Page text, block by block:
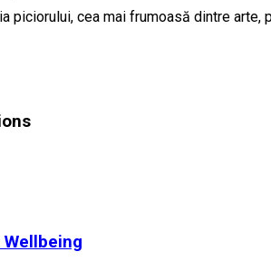
piciorului, cea mai frumoasă dintre arte,